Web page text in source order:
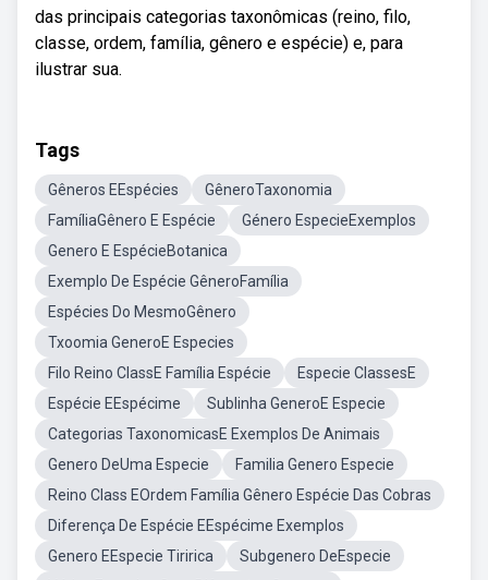
das principais categorias taxonômicas (reino, filo,
classe, ordem, família, gênero e espécie) e, para
ilustrar sua.
Tags
Gêneros EEspécies
GêneroTaxonomia
FamíliaGênero E Espécie
Género EspecieExemplos
Genero E EspécieBotanica
Exemplo De Espécie GêneroFamília
Espécies Do MesmoGênero
Txoomia GeneroE Especies
Filo Reino ClassE Família Espécie
Especie ClassesE
Espécie EEspécime
Sublinha GeneroE Especie
Categorias TaxonomicasE Exemplos De Animais
Genero DeUma Especie
Familia Genero Especie
Reino Class EOrdem Família Gênero Espécie Das Cobras
Diferença De Espécie EEspécime Exemplos
Genero EEspecie Tiririca
Subgenero DeEspecie